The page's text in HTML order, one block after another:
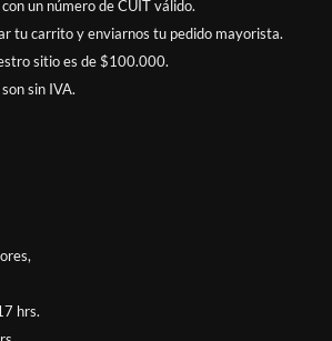
con un número de CUIT válido.
tu carrito y enviarnos tu pedido mayorista.
sitio es de $100.000.
sin IVA.
hrs.